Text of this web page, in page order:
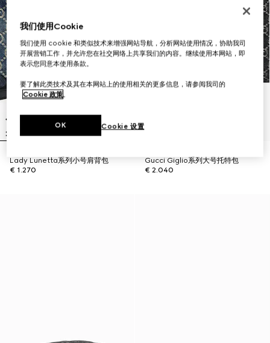
Lady Lunetta系列小号肩背包
€ 1.270
Gucci Giglio系列大号托特包
€ 2.040
我们使用Cookie
我们使用 cookie 和类似技术来增强网站导航，分析网站使用情况，协助我司
开展营销工作，并允许您在社交网络上共享我们的内容。继续使用本网站，即
表示您同意本使用条款。
要了解此类技术及其在本网站上的使用相关的更多信息，请参阅我司的
Cookie 政策。
Cookie 设置
OK